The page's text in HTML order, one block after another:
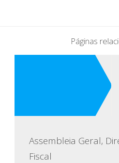
Páginas
Assembleia Geral,
Fiscal